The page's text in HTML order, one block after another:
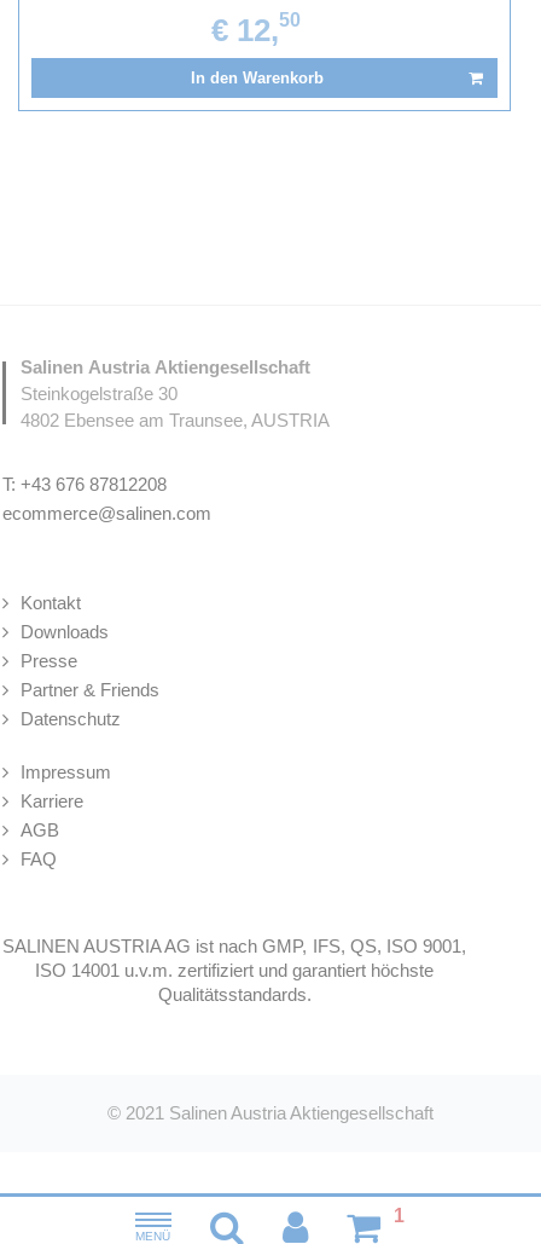
1
€ 12,50
In den Warenkorb
Salinen Austria Aktiengesellschaft
Steinkogelstraße 30
4802 Ebensee am Traunsee, AUSTRIA
T: +43 676 87812208
ecommerce@salinen.com
Kontakt
Downloads
Presse
Partner & Friends
Datenschutz
Impressum
Karriere
AGB
FAQ
SALINEN AUSTRIA AG ist nach GMP, IFS, QS, ISO 9001,
ISO 14001 u.v.m. zertifiziert und garantiert höchste
Qualitätsstandards.
© 2021 Salinen Austria Aktiengesellschaft